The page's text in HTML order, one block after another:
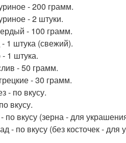
- 200 грамм.
- 2 штуки.
- 100 грамм.
1 штука (свежий).
1 штука.
- 50 грамм.
- 30 грамм.
- по вкусу.
вкусу.
по вкусу (зерна - для
- по вкусу (без косточек - для